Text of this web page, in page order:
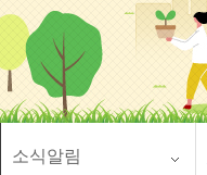
홈으로 이동
소식알림